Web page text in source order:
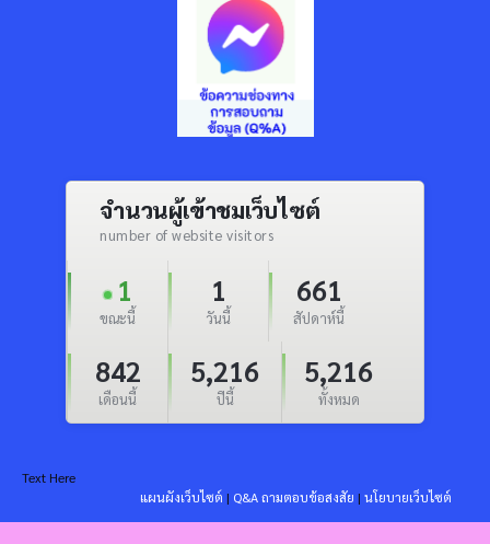
จำนวนผู้เข้าชมเว็บไซต์
number of website visitors
1
ขณะนี้
1
วันนี้
661
สัปดาห์นี้
842
เดือนนี้
5,216
ปีนี้
5,216
ทั้งหมด
Text Here
แผนผังเว็บไซต์ | Q&A ถามตอบข้อสงสัย | นโยบายเว็บไซต์